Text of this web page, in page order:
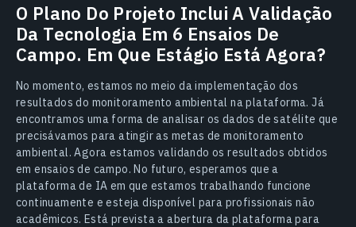
O Plano Do Projeto Inclui A Validação
Da Tecnologia Em 6 Ensaios De
Campo. Em Que Estágio Está Agora?
No momento, estamos no meio da implementação dos
resultados do monitoramento ambiental na plataforma. Já
encontramos uma forma de analisar os dados de satélite que
precisávamos para atingir as metas de monitoramento
ambiental. Agora estamos validando os resultados obtidos
em ensaios de campo. No futuro, esperamos que a
plataforma de IA em que estamos trabalhando funcione
continuamente e esteja disponível para profissionais não
acadêmicos. Está prevista a abertura da plataforma para